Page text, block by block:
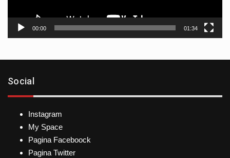
00:00 01:34
Social
Instagram
My Space
Pagina Faceboock
Pagina Twitter